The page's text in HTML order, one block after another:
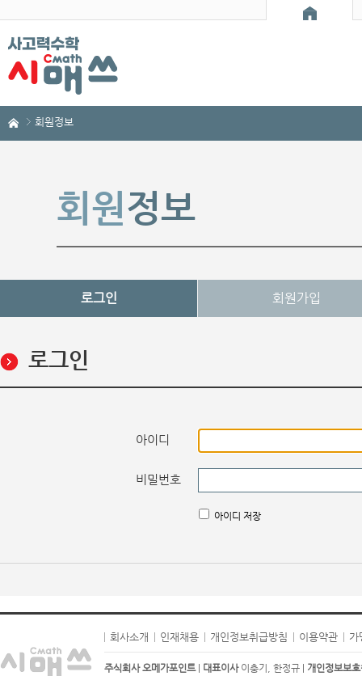
회원정보
회원정보
로그인 회원가입
로그인
아이디
비밀번호
아이디 저장
회사소개 인재채용 개인정보취급방침 이용약관 가
주식회사 오메가포인트| 대표이사이충기, 한정규 | 개인정보보